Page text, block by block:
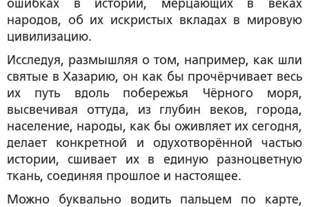
ошибках в истории, мерцающих в веках
народов, об их искристых вкладах в мировую
цивилизацию.
Исследуя, размышляя о том, например, как шли
святые в Хазарию, он как бы прочёрчивает весь
их путь вдоль побережья Чёрного моря,
высвечивая оттуда, из глубин веков, города,
население, народы, как бы оживляет их сегодня,
делает конкретной и одухотворённой частью
истории, сшивает их в единую разноцветную
ткань, соединяя прошлое и настоящее.
Можно буквально водить пальцем по карте,